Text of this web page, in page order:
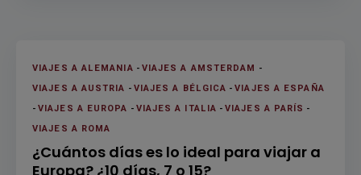
VIAJES A ALEMANIA -VIAJES A AMSTERDAM -
VIAJES A AUSTRIA -VIAJES A BÉLGICA -VIAJES A ESPAÑA
-VIAJES A EUROPA -VIAJES A ITALIA -VIAJES A PARÍS -
VIAJES A ROMA
¿Cuántos días es lo ideal para viajar a
Europa? ¿10 días, 7 o 15?